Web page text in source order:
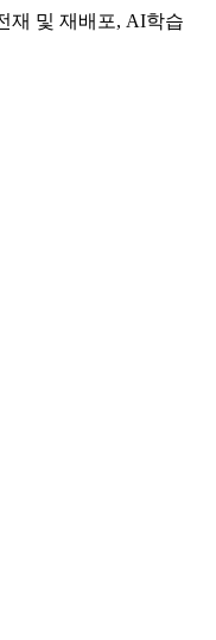
재 및 재배포, AI학습